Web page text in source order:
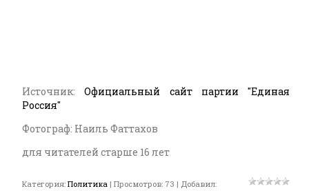
Источник:Официальный сайт партии "Единая
Россия"
Фотограф: Наиль Фаттахов
для читателей старше 16 лет
Категория: Политика | Просмотров: 73 | Добавил: